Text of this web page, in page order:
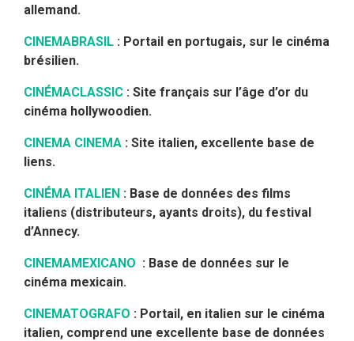
allemand.
CINEMABRASIL : Portail en portugais, sur le cinéma
brésilien.
CINÉMACLASSIC : Site français sur l’âge d’or du
cinéma hollywoodien.
CINEMA CINEMA : Site italien, excellente base de
liens.
CINÉMA ITALIEN : Base de données des films
italiens (distributeurs, ayants droits), du festival
d’Annecy.
CINEMAMEXICANO : Base de données sur le
cinéma mexicain.
CINEMATOGRAFO : Portail, en italien sur le cinéma
italien, comprend une excellente base de données